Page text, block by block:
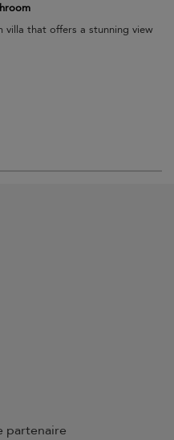
villa that offers a stunning view
partenaire